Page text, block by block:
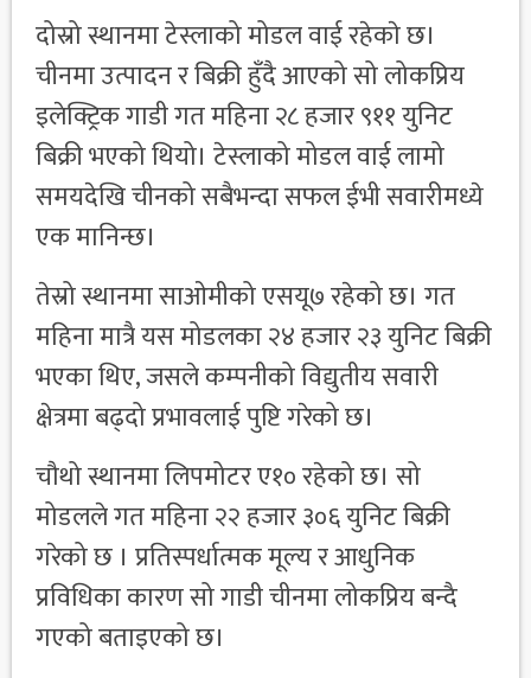
दोस्रो स्थानमा टेस्लाको मोडल वाई रहेकाे छ।
चीनमा उत्पादन र बिक्री हुँदै आएको सो लोकप्रिय
इलेक्ट्रिक गाडी गत महिना २८ हजार ९११ युनिट
बिक्री भएको थियो। टेस्लाको मोडल वाई लामो
समयदेखि चीनको सबैभन्दा सफल ईभी सवारीमध्ये
एक मानिन्छ।
तेस्रो स्थानमा साओमीको एसयू७ रहेको छ। गत
महिना मात्रै यस मोडलका २४ हजार २३ युनिट बिक्री
भएका थिए, जसले कम्पनीको विद्युतीय सवारी
क्षेत्रमा बढ्दो प्रभावलाई पुष्टि गरेको छ।
चौथो स्थानमा लिपमोटर ए१० रहेको छ। सो
मोडलले गत महिना २२ हजार ३०६ युनिट बिक्री
गरेको छ । प्रतिस्पर्धात्मक मूल्य र आधुनिक
प्रविधिका कारण सो गाडी चीनमा लोकप्रिय बन्दै
गएको बताइएको छ।